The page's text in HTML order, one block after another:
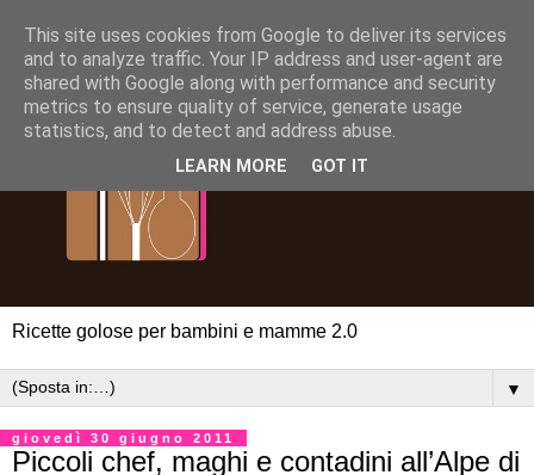
Ricette golose per bambini e mamme 2.0
▼
giovedì 30 giugno 2011
Piccoli chef, maghi e contadini all’Alpe di
This site uses cookies from Google to deliver its services
and to analyze traffic. Your IP address and user-agent are
shared with Google along with performance and security
metrics to ensure quality of service, generate usage
statistics, and to detect and address abuse.
LEARN MORE GOT IT